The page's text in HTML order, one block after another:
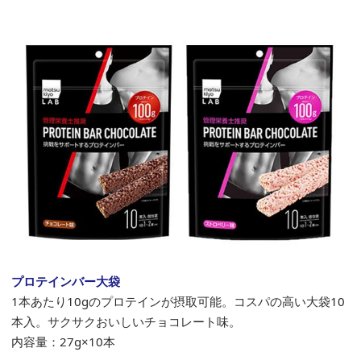
プロテインバー大袋
1本あたり10gのプロテインが摂取可能。コスパの高い大袋10
本入。サクサクおいしいチョコレート味。
内容量：27g×10本